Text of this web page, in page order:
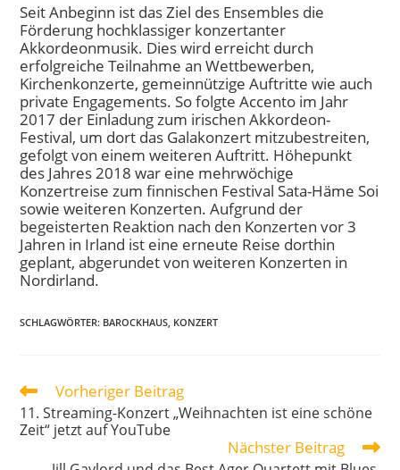
Seit Anbeginn ist das Ziel des Ensembles die
Förderung hochklassiger konzertanter
Akkordeonmusik. Dies wird erreicht durch
erfolgreiche Teilnahme an Wettbewerben,
Kirchenkonzerte, gemeinnützige Auftritte wie auch
private Engagements. So folgte Accento im Jahr
2017 der Einladung zum irischen Akkordeon-
Festival, um dort das Galakonzert mitzubestreiten,
gefolgt von einem weiteren Auftritt. Höhepunkt
des Jahres 2018 war eine mehrwöchige
Konzertreise zum finnischen Festival Sata-Häme Soi
sowie weiteren Konzerten. Aufgrund der
begeisterten Reaktion nach den Konzerten vor 3
Jahren in Irland ist eine erneute Reise dorthin
geplant, abgerundet von weiteren Konzerten in
Nordirland.
SCHLAGWÖRTER: BAROCKHAUS KONZERT
Vorheriger Beitrag
11. Streaming-Konzert „Weihnachten ist eine schöne
Zeit“ jetzt auf YouTube
Nächster Beitrag